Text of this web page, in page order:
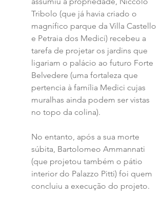
Tribolo (que já havia criado o
magnífico parque da Villa Castello
e Petraia dos Medici) recebeu a
tarefa de projetar os jardins que
ligariam o palácio ao futuro Forte
Belvedere (uma fortaleza que
pertencia à família Medici cujas
muralhas ainda podem ser vistas
no topo da colina).
No entanto, após a sua morte
súbita, Bartolomeo Ammannati
(que projetou também o pátio
interior do Palazzo Pitti) foi quem
concluiu a execução do projeto.